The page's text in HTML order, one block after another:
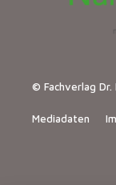
© Fachverlag Dr.
Mediadaten